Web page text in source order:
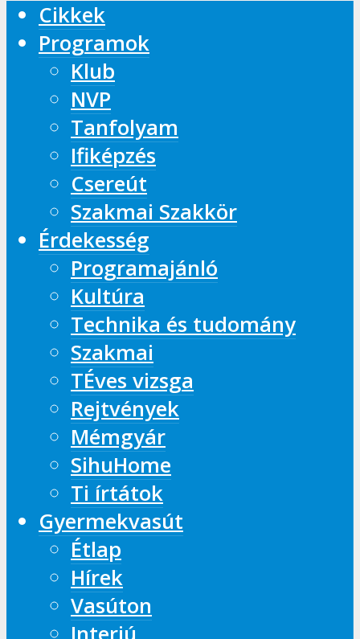
Cikkek
Programok
Klub
NVP
Tanfolyam
Ifiképzés
Csereút
Szakmai Szakkör
Érdekesség
Programajánló
Kultúra
Technika és tudomány
Szakmai
TÉves vizsga
Rejtvények
Mémgyár
SihuHome
Ti írtátok
Gyermekvasút
Étlap
Hírek
Vasúton